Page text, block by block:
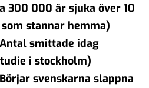
300 000 är sjuka över 10
stannar hemma)
smittade idag
i stockholm)
svenskarna slappna